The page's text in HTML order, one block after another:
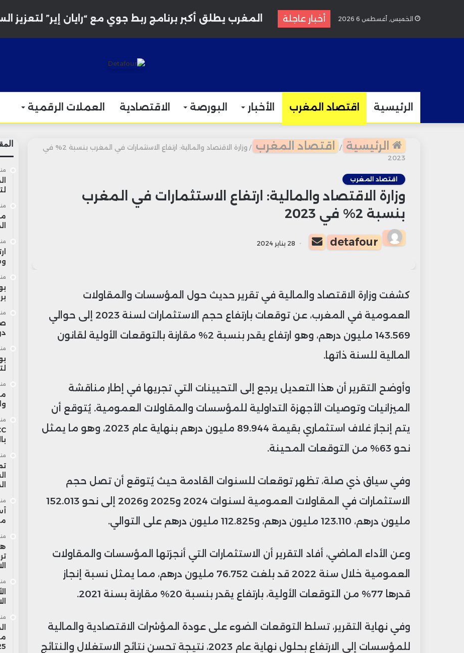
الخميس, أغسطس 6 2026 أخبار عاجلة
المغرب يطلق أكبر برنامج ربط جوي مع “رايان إير” لتعزيز
الرئيسية اقتصاد المغرب الأخبار البورصة الاقتصادية العملات الرقمية
الرئيسية / اقتصاد المغرب /
وزارة الاقتصاد والمالية: ارتفاع الاستثمارات في المغرب بنسبة 2% في
2023
اقتصاد المغرب
وزارة الاقتصاد والمالية: ارتفاع الاستثمارات في المغرب
بنسبة 2% في 2023
detafour
أرسل
بريدا
28 يناير 2024
كشفت وزارة الاقتصاد والمالية في تقرير حديث حول المؤسسات والمقاولات
العمومية في المغرب، عن توقعات بارتفاع حجم الاستثمارات لسنة 2023 إلى حوالي
143.569 مليون درهم، وهو ارتفاع يقدر بنسبة 2% مقارنة بالتوقعات الأولية لقانون
المالية للسنة ذاتها.
وأوضح التقرير أن هذا التعديل يرجع إلى التحيينات التي تجريها في إطار مناقشة
الميزانيات وتوصيات الأجهزة التداولية للمؤسسات والمقاولات العمومية. يُتوقع أن
يتم إنجاز غلاف استثماري بقيمة 89.944 مليون درهم بنهاية عام 2023، وهو ما يمثل
نحو 63% من التوقعات المحينة.
وفي سياق ذي صلة، تظهر توقعات للسنوات القادمة حيث يُتوقع أن تصل حجم
الاستثمارات في المقاولات العمومية لسنوات 2024 و2025 و2026 إلى نحو 152.013
مليون درهم، 123.110 مليون درهم، و112.825 مليون درهم على التوالي.
وعن الأداء الماضي، أفاد التقرير أن الاستثمارات التي أنجزتها المؤسسات والمقاولات
العمومية خلال سنة 2022 قد بلغت 76.752 مليون درهم، مما يمثل نسبة إنجاز
قدرها 77% من التوقعات الأولية، بارتفاع يقدر بنسبة 20% مقارنة بسنة 2021.
وفي نهاية التقرير، تسلط التوقعات الضوء على عودة المؤشرات الاقتصادية والمالية
للمؤسسات إلى الارتفاع بحلول نهاية عام 2023، نتيجة تحسن نتائج الاستغلال والنتائج
منذ 4
منذ 5
منذ 5
منذ 6
منذ 6
منذ 6
منذ 6
منذ 7
منذ 7
منذ 7
منذ 7
منذ 7
منذ 8